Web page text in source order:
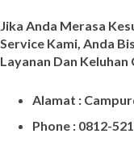
Jika Anda Merasa
Service Kami, Anda
Alamat :